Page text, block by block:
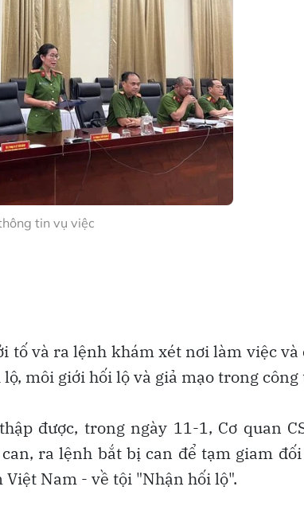
tin vụ việc
tố và ra lệnh khám xét nơi làm việc và
môi giới hối lộ và giả mạo trong công
được, trong ngày 11-1, Cơ quan
ra lệnh bắt bị can để tạm giam
Nam - về tội "Nhận hối lộ".